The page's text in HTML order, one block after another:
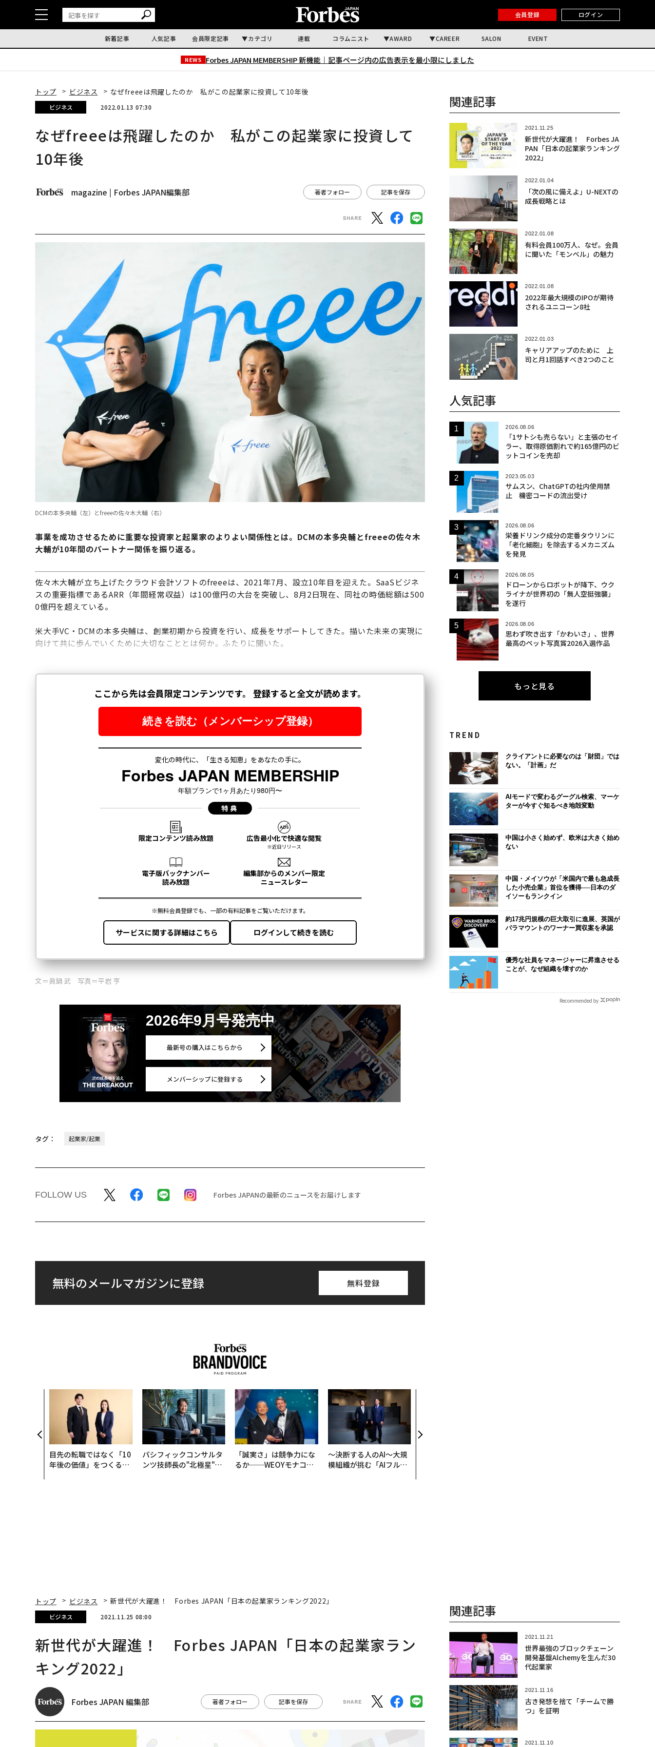
会員登録 ログイン
新着記事 人気記事 会員限定記事 カテゴリ 連載 コラムニスト AWARD CAREER SALON EVENT
NEWS Forbes JAPAN MEMBERSHIP 新機能｜ 記事ページ内の広告表示を最小限にしました
トップ ビジネス なぜfreeeは飛躍したのか 私がこの起業家に投資して10年後
ビジネス 2022.01.13 07:30
なぜfreeeは飛躍したのか 私がこの起業家に投資して
10年後
magazine | Forbes JAPAN編集部 著者フォロー 記事を保存
DCMの本多央輔（左）とfreeeの佐々木大輔（右）
事業を成功させるために重要な投資家と起業家のよりよい関係性とは。DCMの本多央輔とfreeeの佐々木
大輔が10年間のパートナー関係を振り返る。
佐々木大輔が立ち上げたクラウド会計ソフトのfreeeは、2021年7月、設立10年目を迎えた。SaaSビジネ
スの重要指標であるARR（年間経常収益）は100億円の大台を突破し、8月2日現在、同社の時価総額は500
0億円を超えている。
米大手VC・DCMの本多央輔は、創業初期から投資を行い、成長をサポートしてきた。描いた未来の実現に
向けて共に歩んでいくために大切なこととは何か。ふたりに聞いた。
文＝眞鍋 武 写真＝平岩 亨
2026年9月号発売中
最新号の購入はこちらから
メンバーシップに登録する
タグ： 起業家/起業
FOLLOW US Forbes JAPANの最新のニュースをお届けします
無料のメールマガジンに登録 無料登録
目先の転職ではなく「10
年後の価値」をつくる─
パシフィックコンサルタ
ンツ技師長の"北極星"。
「誠実さ」は競争力にな
るか──WEOYモナコで
〜決断する人のAI〜大規
模組織が挑む「AIフル実
関連記事
2021.11.25
新世代が大躍進！ Forbes JA
PAN「日本の起業家ランキング
2022」
2022.01.04
「次の風に備えよ」U-NEXTの
成長戦略とは
2022.01.08
有料会員100万人、なぜ。会員
に聞いた「モンベル」の魅力
2022.01.08
2022年最大規模のIPOが期待
されるユニコーン8社
2022.01.03
キャリアアップのために 上
司と月1回話すべき2つのこと
人気記事
2026.08.06
「1サトシも売らない」と主張のセイ
ラー、取得原価割れで約165億円のビ
ットコインを売却
2023.05.03
サムスン、ChatGPTの社内使用禁
止 機密コードの流出受け
2026.08.06
栄養ドリンク成分の定番タウリンに
「老化細胞」を除去するメカニズム
を発見
2026.08.05
ドローンからロボットが降下、ウク
ライナが世界初の「無人空挺強襲」
を遂行
2026.08.06
思わず吹き出す「かわいさ」、世界
最高のペット写真賞2026入選作品
もっと見る
TREND
クライアントに必要なのは「財団」では
ない。「計画」だ
AIモードで変わるグーグル検索、マーケ
ターが今すぐ知るべき地殻変動
中国は小さく始めず、欧米は大きく始め
ない
中国・メイソウが「米国内で最も急成長
した小売企業」首位を獲得──日本のダ
イソーもランクイン
約17兆円規模の巨大取引に進展、英国が
パラマウントのワーナー買収案を承認
優秀な社員をマネージャーに昇進させる
ことが、なぜ組織を壊すのか
Recommended by
トップ ビジネス 新世代が大躍進！ Forbes JAPAN「日本の起業家ランキング2022」
ビジネス 2021.11.25 08:00
新世代が大躍進！ Forbes JAPAN「日本の起業家ラン
キング2022」
Forbes JAPAN 編集部 著者フォロー 記事を保存
関連記事
2021.11.21
世界最強のブロックチェーン
開発基盤Alchemyを生んだ30
代起業家
2021.11.16
古き発想を捨て「チームで勝
つ」を証明
2021.11.10